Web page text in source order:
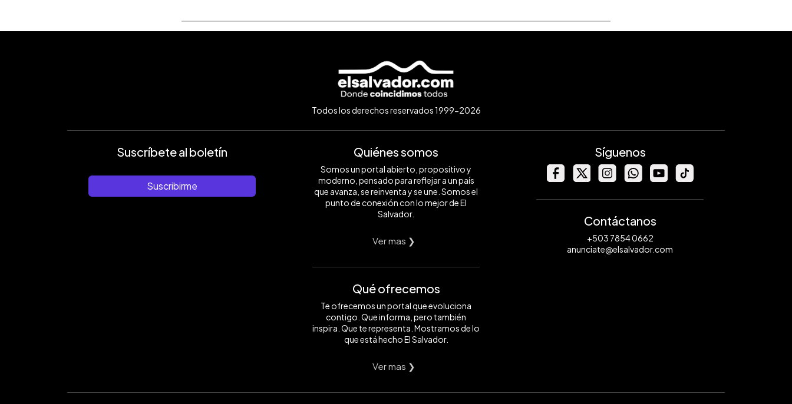
Todos los derechos reservados 1999-2026
Suscríbete al boletín
Suscribirme
Quiénes somos
Somos un portal abierto, propositivo y
moderno, pensado para reflejar a un país
que avanza, se reinventa y se une. Somos el
punto de conexión con lo mejor de El
Salvador.
Ver mas ❯
Qué ofrecemos
Te ofrecemos un portal que evoluciona
contigo. Que informa, pero también
inspira. Que te representa. Mostramos de lo
que está hecho El Salvador.
Ver mas ❯
Síguenos
Contáctanos
+503 7854 0662
anunciate@elsalvador.com